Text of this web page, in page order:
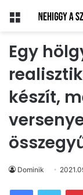
Menü
Egy
készít,
Dominik